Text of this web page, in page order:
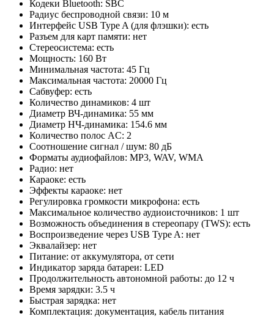
Кодеки Bluetooth: SBC
Радиус беспроводной связи: 10 м
Интерфейс USB Type A (для флэшки): есть
Разъем для карт памяти: нет
Стереосистема: есть
Мощность: 160 Вт
Минимальная частота: 45 Гц
Максимальная частота: 20000 Гц
Сабвуфер: есть
Количество динамиков: 4 шт
Диаметр ВЧ-динамика: 55 мм
Диаметр НЧ-динамика: 154.6 мм
Количество полос AC: 2
Соотношение сигнал / шум: 80 дБ
Форматы аудиофайлов: MP3, WAV, WMA
Радио: нет
Караоке: есть
Эффекты караоке: нет
Регулировка громкости микрофона: есть
Максимальное количество аудиоисточников: 1 шт
Возможность объединения в стереопару (TWS): есть
Воспроизведение через USB Type A: нет
Эквалайзер: нет
Питание: от аккумулятора, от сети
Индикатор заряда батареи: LED
Продолжительность автономной работы: до 12 ч
Время зарядки: 3.5 ч
Быстрая зарядка: нет
Комплектация: документация, кабель питания